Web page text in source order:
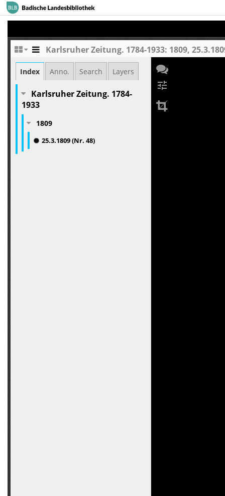
Karlsruher Zeitung. 1784-1933: 1809,
Index Anno. Search Layers
Karlsruher Zeitung. 1784-
1933
1809
25.3.1809 (Nr. 48)
tune